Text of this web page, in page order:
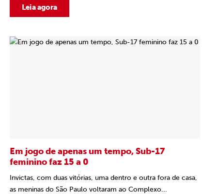
Leia agora
Em jogo de apenas um tempo, Sub-17
feminino faz 15 a 0
Invictas, com duas vitórias, uma dentro e outra fora de casa,
as meninas do São Paulo voltaram ao Complexo...